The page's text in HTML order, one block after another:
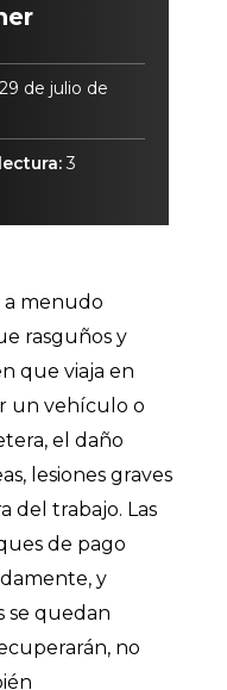
29 de julio de
3
a menudo
rasguños y
que viaja en
un vehículo o
el daño
lesiones graves
del trabajo. Las
de pago
y
se quedan
no